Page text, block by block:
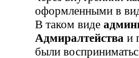
оформленными в
В таком виде
Адмиралтейства и
были